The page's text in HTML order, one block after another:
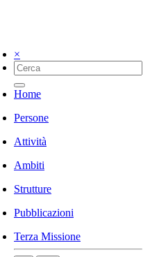
×
Home
Persone
Attività
Ambiti
Strutture
Pubblicazioni
Terza Missione